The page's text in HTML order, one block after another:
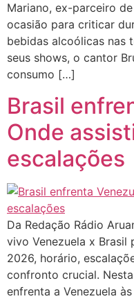
Mariano, ex-parceiro
ocasião para criticar
bebidas alcoólicas nas
seus shows, o cantor
consumo […]
Brasil
Onde
escalações
Da Redação Rádio
vivo Venezuela x Brasil
2026, horário,
confronto crucial.
enfrenta a Venezuela